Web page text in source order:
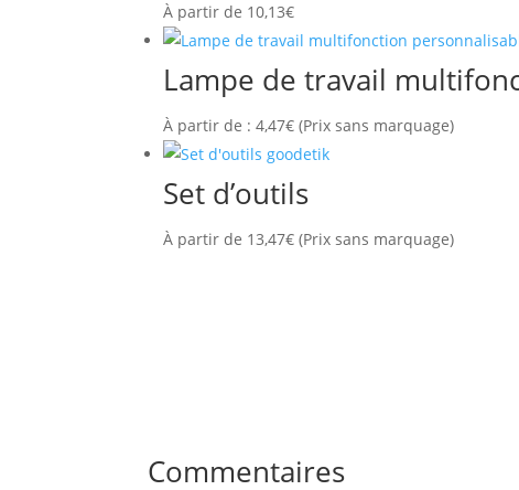
À partir de 10,13€
Lampe de travail
À partir de :4,47€ (Prix sans marquage)
Set d’outils
À partir de 13,47€ (Prix sans marquage)
Commentaires